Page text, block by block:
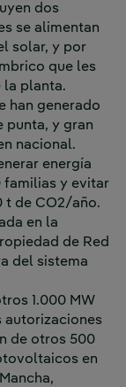
dos
se alimentan
solar, y por
que les
la planta.
han generado
punta, y gran
nacional.
energía
familias y evitar
t de CO2/año.
en la
de Red
del sistema
1.000 MW
autorizaciones
de otros 500
en